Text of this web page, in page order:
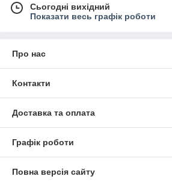
Сьогодні вихідний
Показати весь графік роботи
Про нас
Контакти
Доставка та оплата
Графік роботи
Повна версія сайту